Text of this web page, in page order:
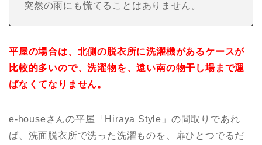
突然の雨にも慌てることはありません。
平屋の場合は、北側の脱衣所に洗濯機があるケースが
比較的多いので、洗濯物を、遠い南の物干し場まで運
ばなくてなりません。
e-houseさんの平屋「Hiraya Style」の間取りであれ
ば、洗面脱衣所で洗った洗濯ものを、扉ひとつでるだ